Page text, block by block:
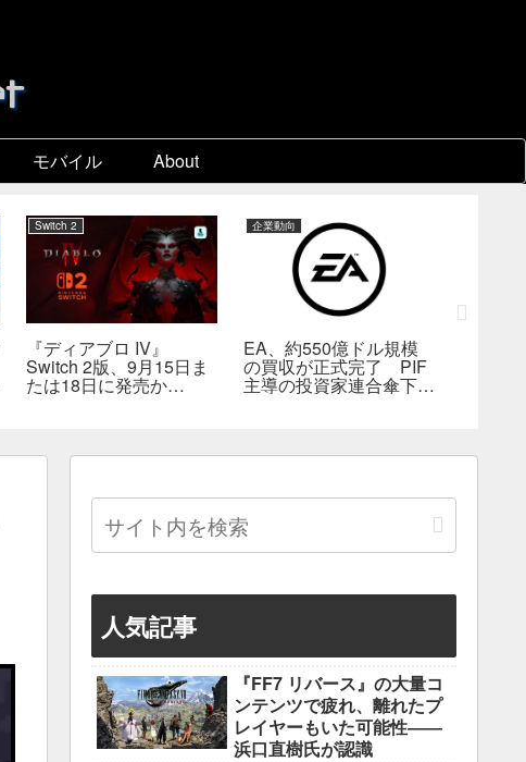
モバイル About
Switch 2
『ディアブロ IV』
Switch 2版、9月15日ま
たは18日に発売か
企業動向
EA、約550億ドル規模
の買収が正式完了 PIF
主導の投資家連合傘下で
満
人気記事
『FF7 リバース』の大量コ
ンテンツで疲れ、離れたプ
レイヤーもいた可能性――
浜口直樹氏が認識